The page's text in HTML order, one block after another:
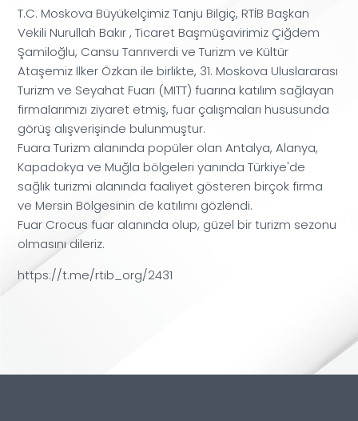
T.C. Moskova Büyükelçimiz Tanju Bilgiç, RTİB Başkan
Vekili Nurullah Bakır , Ticaret Başmüşavirimiz Çiğdem
Şamiloğlu, Cansu Tanrıverdi ve Turizm ve Kültür
Ataşemiz İlker Özkan ile birlikte, 31. Moskova Uluslararası
Turizm ve Seyahat Fuarı (MITT) fuarına katılım sağlayan
firmalarımızı ziyaret etmiş, fuar çalışmaları hususunda
görüş alışverişinde bulunmuştur.
Fuara Turizm alanında popüler olan Antalya, Alanya,
Kapadokya ve Muğla bölgeleri yanında Türkiye'de
sağlık turizmi alanında faaliyet gösteren birçok firma
ve Mersin Bölgesinin de katılımı gözlendi.
Fuar Crocus fuar alanında olup, güzel bir turizm sezonu
olmasını dileriz.
https://t.me/rtib_org/2431